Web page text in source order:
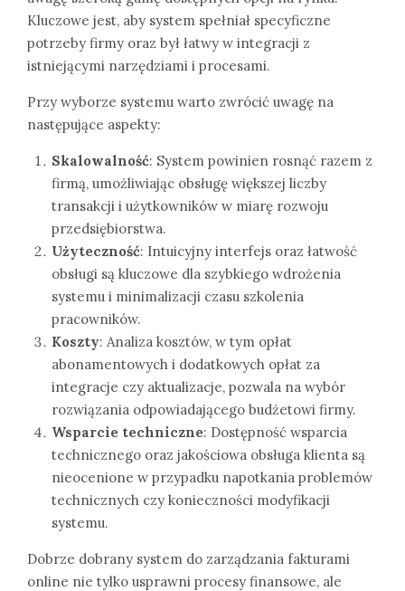
Kluczowe jest, aby system spełniał specyficzne
potrzeby firmy oraz był łatwy w integracji z
istniejącymi narzędziami i procesami.
Przy wyborze systemu warto zwrócić uwagę na
następujące aspekty:
Skalowalność: System powinien rosnąć razem z
firmą, umożliwiając obsługę większej liczby
transakcji i użytkowników w miarę rozwoju
przedsiębiorstwa.
Użyteczność: Intuicyjny interfejs oraz łatwość
obsługi są kluczowe dla szybkiego wdrożenia
systemu i minimalizacji czasu szkolenia
pracowników.
Koszty: Analiza kosztów, w tym opłat
abonamentowych i dodatkowych opłat za
integracje czy aktualizacje, pozwala na wybór
rozwiązania odpowiadającego budżetowi firmy.
Wsparcie techniczne: Dostępność wsparcia
technicznego oraz jakościowa obsługa klienta są
nieocenione w przypadku napotkania problemów
technicznych czy konieczności modyfikacji
systemu.
Dobrze dobrany system do zarządzania fakturami
online nie tylko usprawni procesy finansowe, ale